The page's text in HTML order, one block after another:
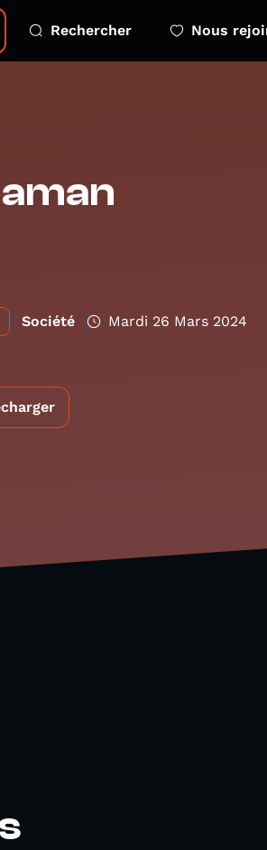
Rechercher Nous
Société Mardi 26 Mars 2024